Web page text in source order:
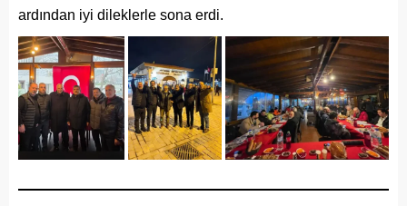
ardından iyi dileklerle sona erdi.